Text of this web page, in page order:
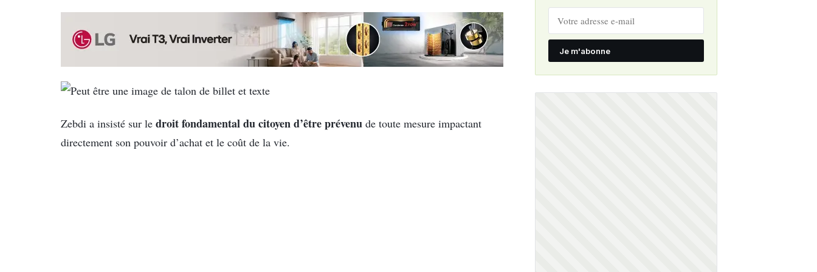
Zebdi a insisté sur le droit fondamental du citoyend’être prévenu de toute mesure impactant
directement son pouvoir d’achat et le coût de la vie.
Je m'abonne